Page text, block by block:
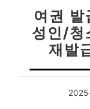
여권 발
성인/청
재발